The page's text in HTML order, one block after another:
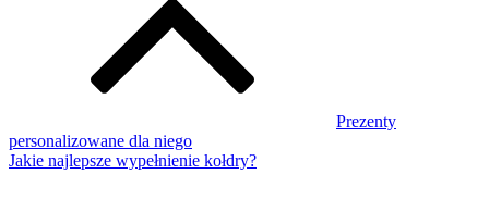
Prezenty
personalizowane dla niego
Jakie najlepsze wypełnienie kołdry?